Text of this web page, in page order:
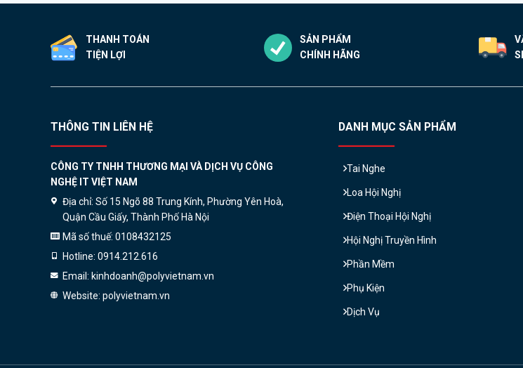
THANH TOÁN
TIỆN LỢI
SẢN PHẨM
CHÍNH HÃNG
THÔNG TIN LIÊN HỆ
CÔNG TY TNHH THƯƠNG MẠI VÀ DỊCH VỤ CÔNG
NGHỆ IT VIỆT NAM
Địa chỉ: Số 15 Ngõ 88 Trung Kính, Phường Yên Hoà,
Quận Cầu Giấy, Thành Phố Hà Nội
Mã số thuế: 0108432125
Hotline: 0914.212.616
Email: kinhdoanh@polyvietnam.vn
Website: polyvietnam.vn
DANH MỤC SẢN PHẨM
Tai Nghe
Loa Hội Nghị
Điện Thoại Hội Nghị
Hội Nghị Truyền Hình
Phần Mềm
Phụ Kiện
Dịch Vụ